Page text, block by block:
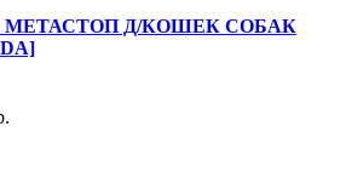
МЕТАСТОП Д/КОШЕК СОБАК